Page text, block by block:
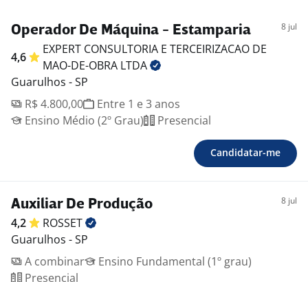
Operador De Máquina - Estamparia 8 jul
4,6
EXPERT CONSULTORIA E TERCEIRIZACAO DE
MAO-DE-OBRA LTDA
Guarulhos - SP
R$ 4.800,00
Entre 1 e 3 anos
Ensino Médio (2º Grau)
Presencial
Candidatar-me
Auxiliar De Produção 8 jul
4,2
ROSSET
Guarulhos - SP
A combinar
Ensino Fundamental (1º grau)
Presencial